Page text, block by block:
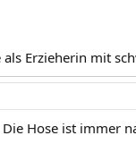
Erzieherin mit
Hose ist immer